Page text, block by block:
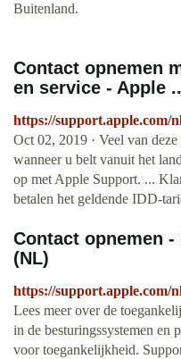
Buitenland.
Contact opnemen
en service - Apple
https://support.apple.com/
Oct 02, 2019 · Veel van
wanneer u belt vanuit het
op met Apple Support. ...
betalen het geldende IDD-
Contact opnemen
(NL)
https://support.apple.com/
Lees meer over de
in de besturingssystemen
voor toegankelijkheid.